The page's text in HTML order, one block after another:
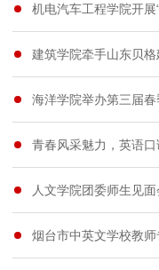
机电汽车工程学院开展
建筑学院牵手山东贝
海洋学院举办第三届春
青春风采魅力，英语
人文学院团委师生见面
烟台市中英文学校教